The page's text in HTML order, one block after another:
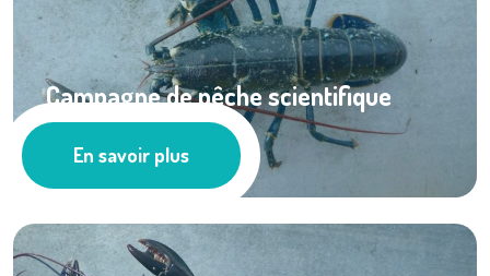
Campagne de pêche scientifique
dans les ...
Les actus
En savoir plus